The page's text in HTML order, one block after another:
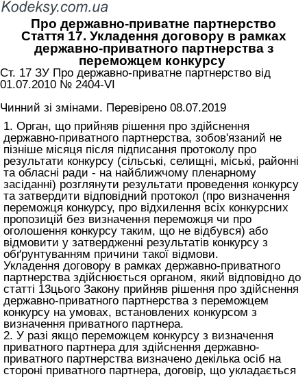
Про державно-приватне партнерство
Стаття 17. Укладення договору в рамках
державно-приватного партнерства з
переможцем конкурсу
Ст. 17 ЗУ Про державно-приватне партнерство від
01.07.2010 № 2404-VI
Чинний зі змінами. Перевірено 08.07.2019
1. Орган, що прийняв рішення про здійснення
державно-приватного партнерства, зобов'язаний не
пізніше місяця після підписання протоколу про
результати конкурсу (сільські, селищні, міські, районні
та обласні ради - на найближчому пленарному
засіданні) розглянути результати проведення конкурсу
та затвердити відповідний протокол (про визначення
переможця конкурсу, про відхилення всіх конкурсних
пропозицій без визначення переможця чи про
оголошення конкурсу таким, що не відбувся) або
відмовити у затвердженні результатів конкурсу з
обґрунтуванням причини такої відмови.
Укладення договору в рамках державно-приватного
партнерства здійснюється органом, який відповідно до
статті 13цього Закону прийняв рішення про здійснення
державно-приватного партнерства з переможцем
конкурсу на умовах, встановлених конкурсом з
визначення приватного партнера.
2. У разі якщо переможцем конкурсу з визначення
приватного партнера для здійснення державно-
приватного партнерства визначено декілька осіб на
стороні приватного партнера, договір, що укладається